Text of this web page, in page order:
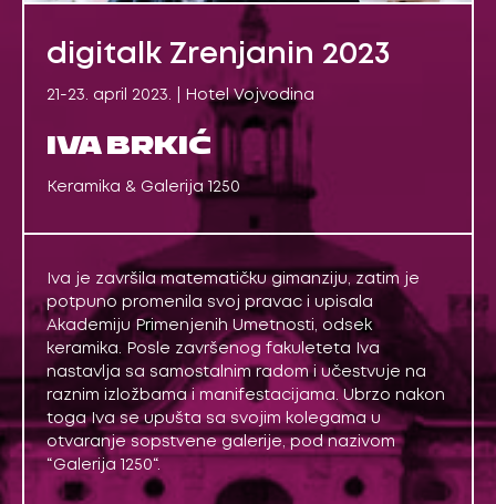
digitalk Zrenjanin 2023
21-23. april 2023. | Hotel Vojvodina
IVA BRKIĆ
Keramika & Galerija 1250
Iva je završila matematičku gimanziju, zatim je
potpuno promenila svoj pravac i upisala
Akademiju Primenjenih Umetnosti, odsek
keramika. Posle završenog fakuleteta Iva
nastavlja sa samostalnim radom i učestvuje na
raznim izložbama i manifestacijama. Ubrzo nakon
toga Iva se upušta sa svojim kolegama u
otvaranje sopstvene galerije, pod nazivom
“Galerija 1250“.